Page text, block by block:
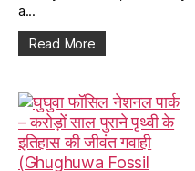
a...
Read More